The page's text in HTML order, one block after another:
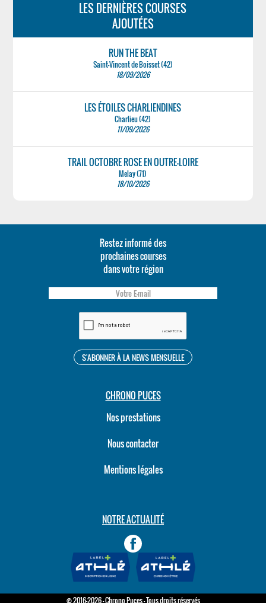
LES DERNIÈRES COURSES
AJOUTÉES
RUN THE BEAT
Saint-Vincent de Boisset (42)
18/09/2026
LES ÉTOILES CHARLIENDINES
Charlieu (42)
11/09/2026
TRAIL OCTOBRE ROSE EN OUTRE-LOIRE
Melay (71)
18/10/2026
Restez informé des
prochaines courses
dans votre région
CHRONO PUCES
Nos prestations
Nous contacter
Mentions légales
NOTRE ACTUALITÉ
© 2016-2026 - Chrono Puces - Tous droits réservés